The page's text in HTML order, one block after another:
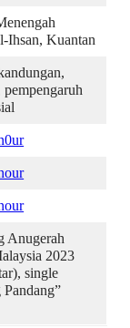
Ihsan, Kuantan
Anugerah
2023
single
Pandang”